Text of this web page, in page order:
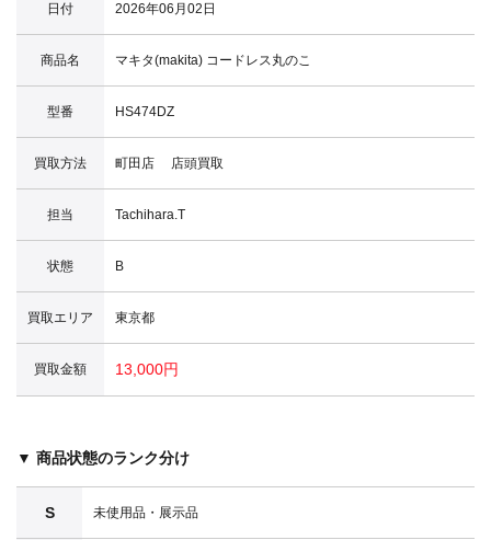
日付 2026年06月02日
商品名 マキタ(makita) コードレス丸のこ
型番 HS474DZ
買取方法 町田店 店頭買取
担当 Tachihara.T
状態 B
買取エリア 東京都
買取金額 13,000円
▼ 商品状態のランク分け
S 未使用品・展示品